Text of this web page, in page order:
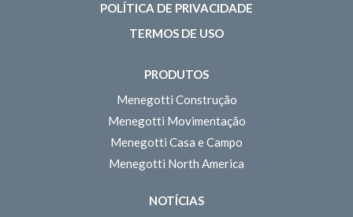
POLÍTICA DE PRIVACIDADE
TERMOS DE USO
PRODUTOS
Menegotti Construção
Menegotti Movimentação
Menegotti Casa e Campo
Menegotti North America
NOTÍCIAS